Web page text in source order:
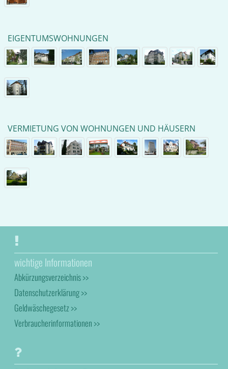
EIGENTUMSWOHNUNGEN
VERMIETUNG VON WOHNUNGEN UND HÄUSERN
wichtige Informationen
Abkürzungsverzeichnis >>
Datenschutzerklärung >>
Geldwäschegesetz >>
Verbraucherinformationen >>